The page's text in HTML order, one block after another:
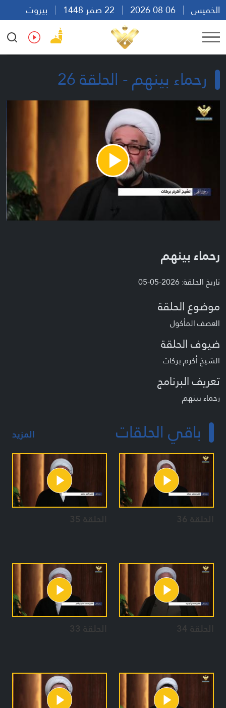
الخميس
بيروت
10:46
Ar En Fr Es
رحماء بينهم - الحلقة 26
Play
Video
رحماء بينهم
تاريخ الحلقة: 2026-05-05
موضوع الحلقة
العصف المأكول
ضيوف الحلقة
الشيخ أكرم بركات
تعريف البرنامج
رحماء بينهم
باقي الحلقات المزيد
الحلقة 36 الحلقة 35
الحلقة 34 الحلقة 33